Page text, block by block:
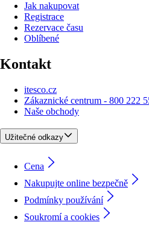
Jak nakupovat
Registrace
Rezervace času
Oblíbené
Kontakt
itesco.cz
Zákaznické centrum - 800 222
Naše obchody
Užitečné odkazy
Cena
Nakupujte online bezpečně
Podmínky používání
Soukromí a cookies